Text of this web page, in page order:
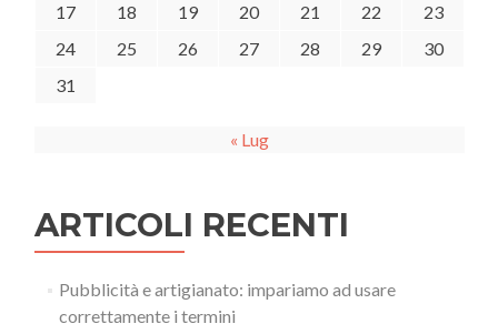
17
18 19 20 21 22
23
24
25 26 27 28 29
30
31
« Lug
ARTICOLI RECENTI
Pubblicità e artigianato: impariamo ad usare
correttamente i termini